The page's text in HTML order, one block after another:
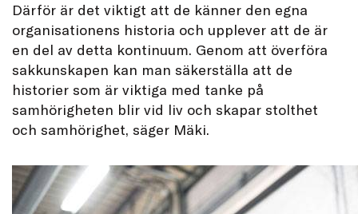
Därför är det viktigt att de känner den egna
organisationens historia och upplever att de är
en del av detta kontinuum. Genom att överföra
sakkunskapen kan man säkerställa att de
historier som är viktiga med tanke på
samhörigheten blir vid liv och skapar stolthet
och samhörighet, säger Mäki.